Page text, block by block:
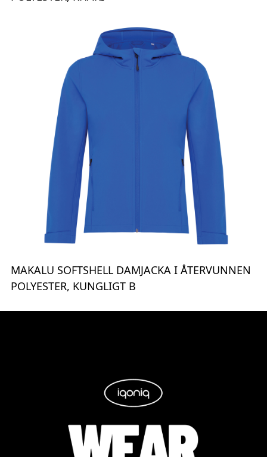
MAKALU SOFTSHELL DAMJACKA I ÅTERVUNNEN
POLYESTER, KUNGLIGT B